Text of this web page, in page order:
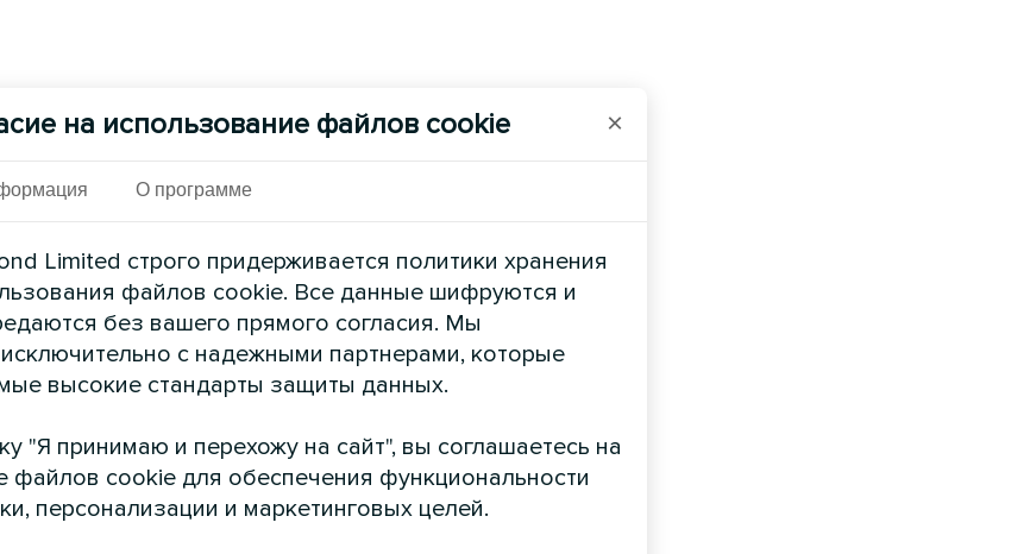
на использование файлов cookie ×
О программе
Limited строго придерживается политики хранения
файлов cookie. Все данные шифруются и
без вашего прямого согласия. Мы
с надежными партнерами, которые
высокие стандарты защиты данных.
"Я принимаю и перехожу на сайт", вы соглашаетесь на
файлов cookie для обеспечения функциональности
персонализации и маркетинговых целей.